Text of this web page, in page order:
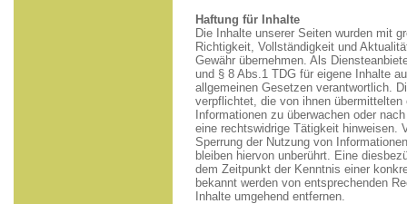
Haftung für Inhalte
Die Inhalte unserer Seiten wurden mit
Richtigkeit, Vollständigkeit und
Gewähr übernehmen. Als
und § 8 Abs.1 TDG für eigene Inhalte
allgemeinen Gesetzen verantwortlich.
verpflichtet, die von ihnen übermittelten
Informationen zu überwachen oder
eine rechtswidrige Tätigkeit hinweisen.
Sperrung der Nutzung von
bleiben hiervon unberührt. Eine
dem Zeitpunkt der Kenntnis einer
bekannt werden von entsprechenden
Inhalte umgehend entfernen.